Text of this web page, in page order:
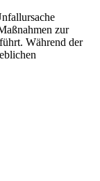
zur
Während der